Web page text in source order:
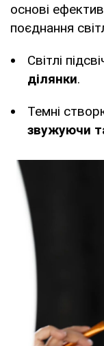
основі
поєднання
Світлі
ділянки.
Темні
звужуючи